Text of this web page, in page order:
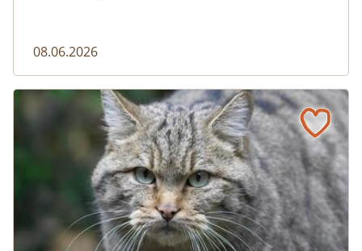
08.06.2026
Vom Acker zum Wildkatzen-Korridor